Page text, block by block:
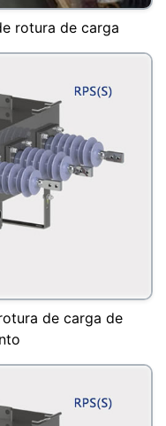
rotura de carga
de carga de